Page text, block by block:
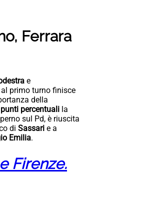
Ferrara
e
primo turno finisce
della
percentuali la
sul Pd, è riuscita
di Sassari e a
Emilia.
Firenze.